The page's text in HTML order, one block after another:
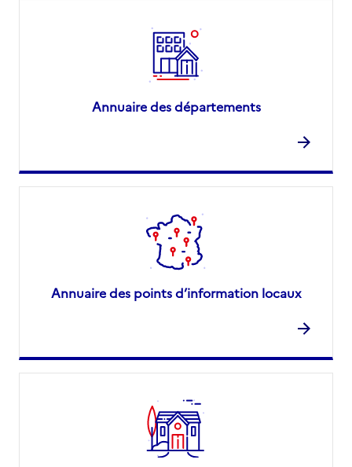
Annuaire des départements
Annuaire des points d’information locaux